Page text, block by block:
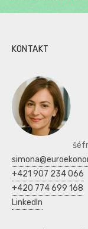
KONTAKT
+421 907 234 066
+420 774 699 168
LinkedIn